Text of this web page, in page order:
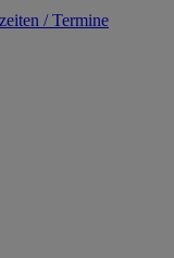
/ Termine